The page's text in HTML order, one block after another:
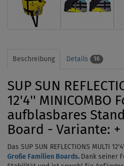
Beschreibung Details 16
SUP SUN
12'4'' MINICOMBO
aufblasbares
Board - Variante:
Das SUP SUN REFLECTIONS MULTI
Große Familien Boards. Dank seiner